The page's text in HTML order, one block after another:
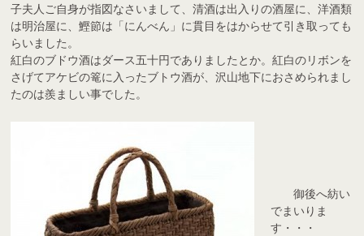
子夫人ご自身が指図なさいまして、清酒は出入りの酒屋に、洋酒類
は明治屋に、鰹節は「にんべん」に貫目をはからせて引き取っても
らいました。
紅白のブドウ酒はダース五十円でありましたとか。紅白のリボンを
さげてアケビの篭に入ったブトウ酒が、沢山地下におさめられまし
たのは羨ましい事でした。
御後へ紡い
でまいりま
す・・・